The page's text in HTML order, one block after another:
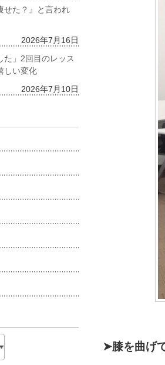
➤膝を曲げ
せた？』と言われ
2026年7月16日
た」2回目のレッス
しい変化
2026年7月10日